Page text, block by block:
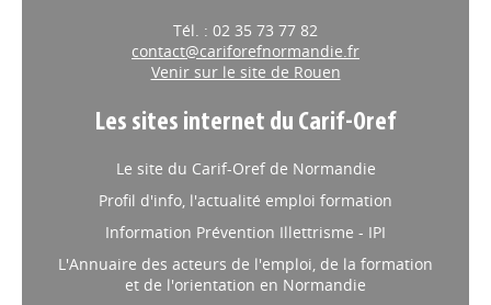
Tél. : 02 35 73 77 82
contact@cariforefnormandie.fr
Venir sur le site de Rouen
Les sites internet du Carif-Oref
Le site du Carif-Oref de Normandie
Profil d'info, l'actualité emploi formation
Information Prévention Illettrisme - IPI
L'Annuaire des acteurs de l'emploi, de la formation
et de l'orientation en Normandie